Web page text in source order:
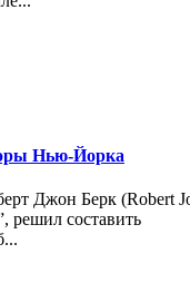
Нью-Йорка
Джон Берк (Robert
решил составить